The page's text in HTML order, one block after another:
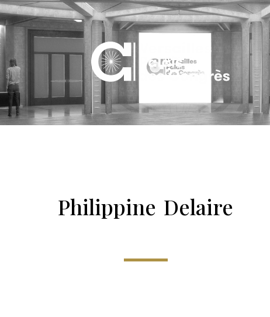
Philippine Delaire